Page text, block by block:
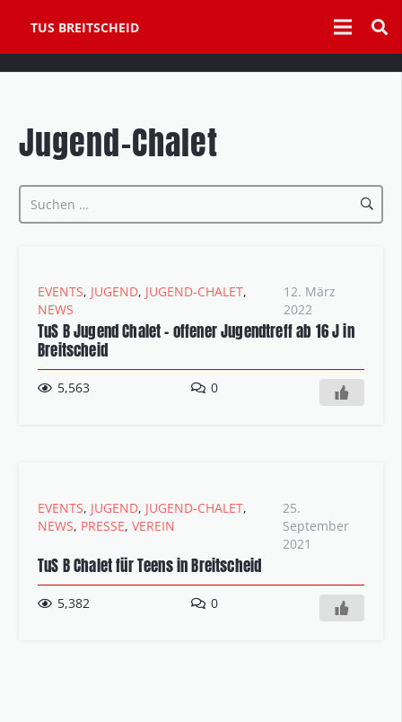
TUS BREITSCHEID
Jugend-Chalet
Suchen
nach:
EVENTS, JUGEND, JUGEND-CHALET,
NEWS
12. März
2022
TuS B Jugend Chalet – offener Jugendtreff ab 16 J in
Breitscheid
5,563 0
EVENTS, JUGEND, JUGEND-CHALET,
NEWS, PRESSE, VEREIN
25.
September
2021
TuS B Chalet für Teens in Breitscheid
5,382 0